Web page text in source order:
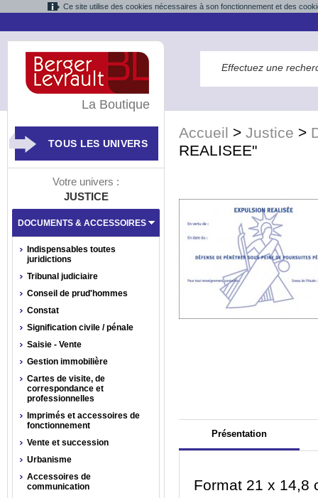
Ce site utilise des cookies nécessaires à son fonctionnement et des
Accueil > Justice >
REALISEE"
Présentation
Format 21 x 14,8
La Boutique
TOUS LES UNIVERS
Votre univers :
JUSTICE
DOCUMENTS & ACCESSOIRES
Indispensables toutes
juridictions
Tribunal judiciaire
Conseil de prud'hommes
Constat
Signification civile / pénale
Saisie - Vente
Gestion immobilière
Cartes de visite, de
correspondance et
professionnelles
Imprimés et accessoires de
fonctionnement
Vente et succession
Urbanisme
Accessoires de
communication